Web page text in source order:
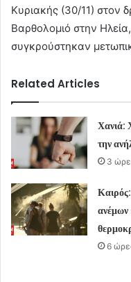
Κυριακής (30/11) στον
Βαρθολομιό στην
συγκρούστηκαν
Related Articles
Χανιά:
την
3
ανέμων
6